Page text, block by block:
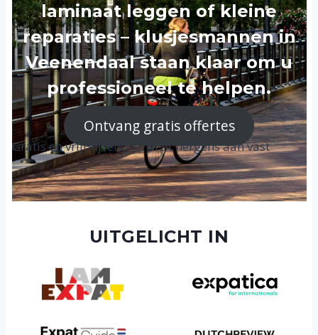
laminaat leggen of kleine
reparaties – klusjesmannen in
Veenendaal staan klaar om u
professioneel te helpen.
Ontvang gratis offertes
Gratis en vrijblijvend — je zit nergens aan vast
UITGELICHT IN